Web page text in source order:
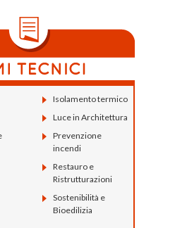
Isolamento termico
Luce in Architettura
Prevenzione
incendi
Restauro e
Ristrutturazioni
Sostenibilità e
Bioedilizia